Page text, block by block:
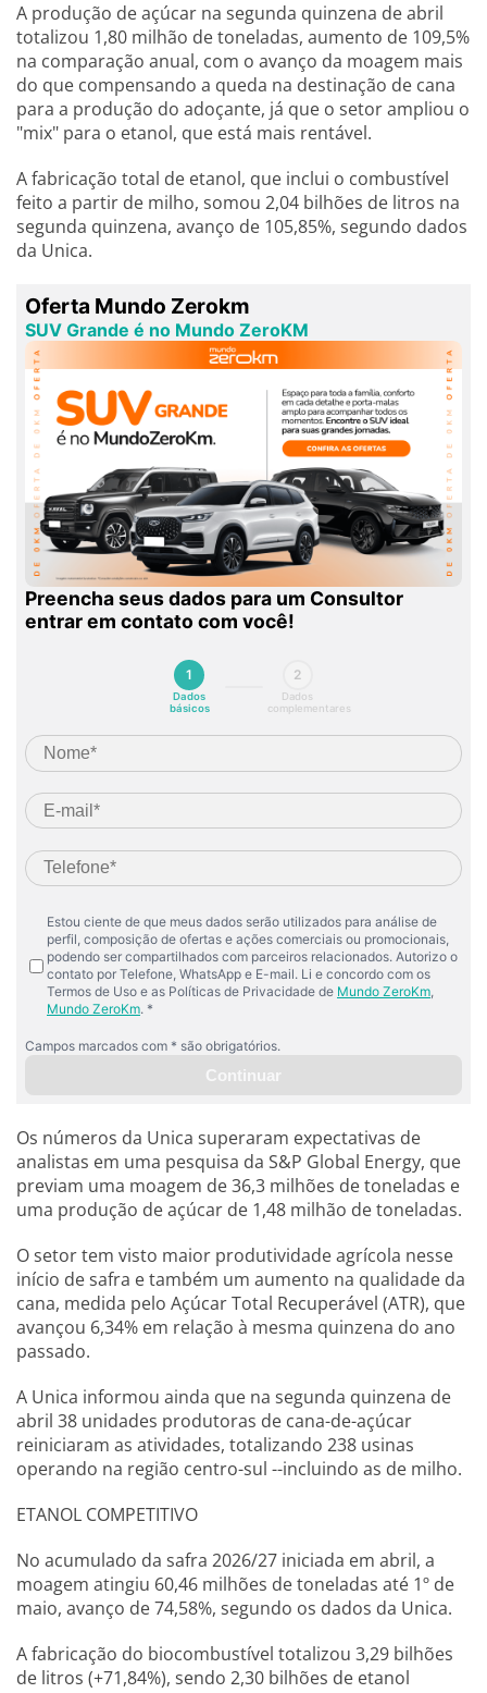
A produção de açúcar na segunda quinzena de abril
totalizou 1,80 milhão de toneladas, aumento de 109,5%
na comparação anual, com o avanço da moagem mais
do que compensando a queda na destinação de cana
para a produção do adoçante, já que o setor ampliou o
"mix" para o etanol, que está mais rentável.
A fabricação total de etanol, que inclui o combustível
feito a partir de milho, somou 2,04 bilhões de litros na
segunda quinzena, avanço de 105,85%, segundo dados
da Unica.
Os números da Unica superaram expectativas de
analistas em uma pesquisa da S&P Global Energy, que
previam uma moagem de 36,3 milhões de toneladas e
uma produção de açúcar de 1,48 milhão de toneladas.
O setor tem visto maior produtividade agrícola nesse
início de safra e também um aumento na qualidade da
cana, medida pelo Açúcar Total Recuperável (ATR), que
avançou 6,34% em relação à mesma quinzena do ano
passado.
A Unica informou ainda que na segunda quinzena de
abril 38 unidades produtoras de cana-de-açúcar
reiniciaram as atividades, totalizando 238 usinas
operando na região centro-sul --incluindo as de milho.
ETANOL COMPETITIVO
No acumulado da safra 2026/27 iniciada em abril, a
moagem atingiu 60,46 milhões de toneladas até 1º de
maio, avanço de 74,58%, segundo os dados da Unica.
A fabricação do biocombustível totalizou 3,29 bilhões
de litros (+71,84%), sendo 2,30 bilhões de etanol